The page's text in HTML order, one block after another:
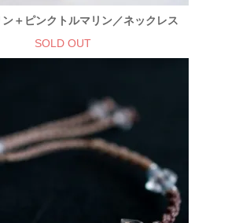
＋ピンクトルマリン／ネックレス
SOLD OUT